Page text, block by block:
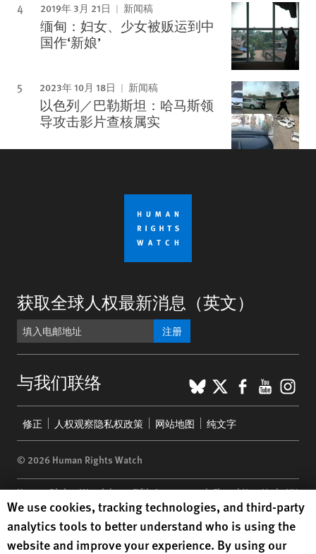
2019年 3月 21日 新闻稿
缅甸：妇女、少女被贩运到中
国作‘新娘’
2023年 10月 18日 新闻稿
以色列／巴勒斯坦：哈马斯领
导攻击影片查核属实
获取全球人权最新消息（英文）
注册
与我们联络 BlueSky
X
menu
修正 人权观察隐私权政策 网站地图 纯文字
© 2026 Human Rights Watch
Human Rights Watch| 350 Fifth Avenue, 34th Floor | New York,NY
10118-3299USA|t 1.212.290.4700
Human Rights Watchis a 501(C)(3) nonprofit registered in the US
under EIN: 13-2875808
Human Rights Watch cookie preferences
We use cookies, tracking technologies, and third-party
analytics tools to better understand who is using the
website and improve your experience. By using our